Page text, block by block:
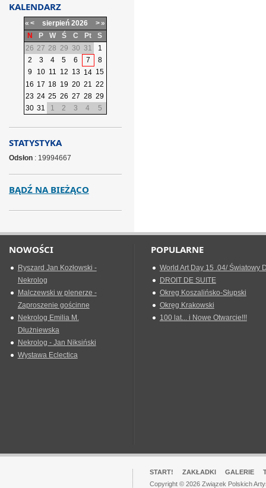
KALENDARZ
« < sierpień 2026 >»
N
P W Ś C Pt
S
26 27 28 29 30 31
1
2
3 4 5 6 7
8
9
10 11 12 13 14 15
16 17 18 19 20 21 22
23 24 25 26 27 28 29
30 31 1 2 3 4 5
STATYSTYKA
Odsłon: 19994667
BĄDŹ NA BIEŻĄCO
NOWOŚCI
Ryszard Jan Kozłowski -
Nekrolog
Malczewski w plenerze -
Zaproszenie gościnne
Nekrolog Emilia M.
Dłużniewska
Nekrolog - Jan Niksiński
Wystawa Eclectica
POPULARNE
World Art Day 15 .04/ Światowy
DROIT DE SUITE
Okreg Koszalińsko-Słupski
Okręg Krakowski
100 lat... i Nowe Otwarcie!!!
START! ZAKŁADKI GALERIE
Copyright © 2026 Związek Polskich